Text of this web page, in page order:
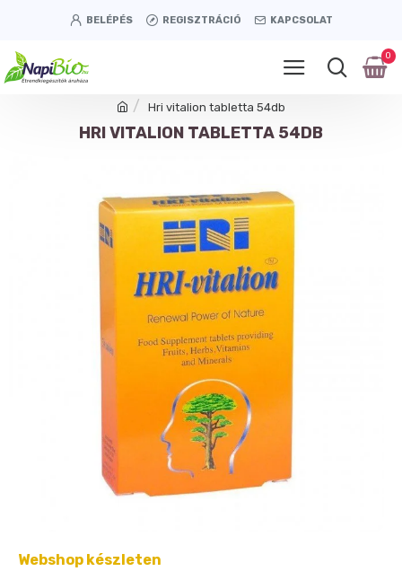
BELÉPÉS REGISZTRÁCIÓ KAPCSOLAT
0
Hri vitalion tabletta 54db
HRI VITALION TABLETTA 54DB
Webshop készleten